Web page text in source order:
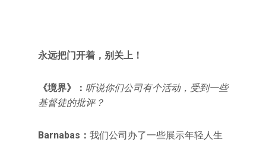
永远把门开着，别关上！
《境界》： 听说你们公司有个活动，受到一些
基督徒的批评？
Barnabas ： 我们公司办了一些展示年轻人生